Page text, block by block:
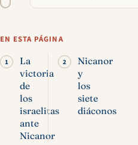
EN ESTA PÁGINA
La
victoria
de
los
israelitas
ante
Nicanor
Nicanor
y
los
siete
diáconos